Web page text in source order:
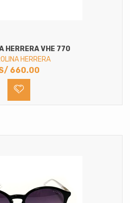
HERRERA VHE 770
HERRERA
660.00